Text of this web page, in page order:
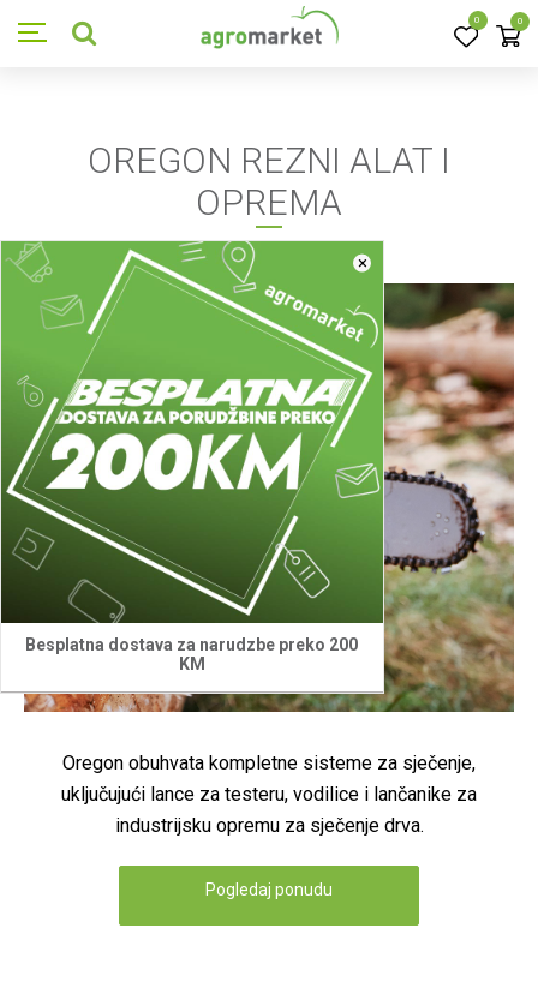
0 0
×
Besplatna dostava za narudzbe preko 200
KM
OREGON REZNI ALAT I
OPREMA
Oregon obuhvata kompletne sisteme za sječenje,
uključujući lance za testeru, vodilice i lančanike za
industrijsku opremu za sječenje drva.
Pogledaj ponudu